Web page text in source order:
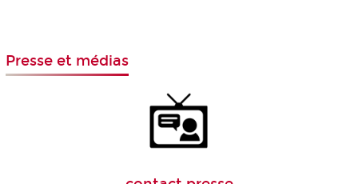
Presse et médias